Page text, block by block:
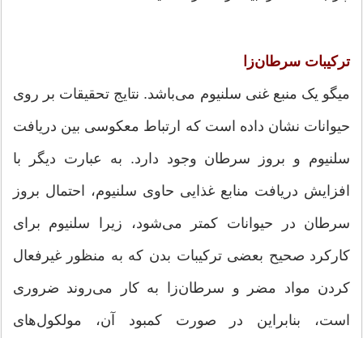
ترکیبات سرطان‌زا
میگو یک منبع غنی سلنیوم می‌باشد. نتایج تحقیقات بر روی
حیوانات نشان داده است که ارتباط معکوسی بین دریافت
سلنیوم و بروز سرطان وجود دارد. به عبارت دیگر با
افزایش دریافت منابع غذایی حاوی سلنیوم، احتمال بروز
سرطان در حیوانات کمتر می‌شود، زیرا سلنیوم برای
کارکرد صحیح بعضی ترکیبات بدن که به منظور غیرفعال
کردن مواد مضر و سرطان‌زا به کار می‌روند ضروری
است، بنابراین در صورت کمبود آن، مولکول‌های